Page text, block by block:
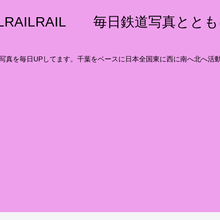
毎日鉄道写真ととも
真を毎日UPしてます。千葉をベースに日本全国東に西に南へ北へ活